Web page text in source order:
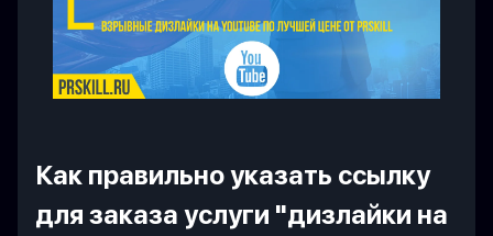
Как правильно указать ссылку
для заказа услуги "дизлайки на